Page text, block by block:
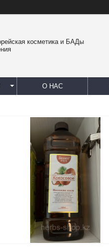
косметика и БАДы
О НАС